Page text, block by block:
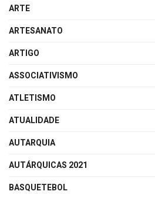
ARTE
ARTESANATO
ARTIGO
ASSOCIATIVISMO
ATLETISMO
ATUALIDADE
AUTARQUIA
AUTÁRQUICAS 2021
BASQUETEBOL